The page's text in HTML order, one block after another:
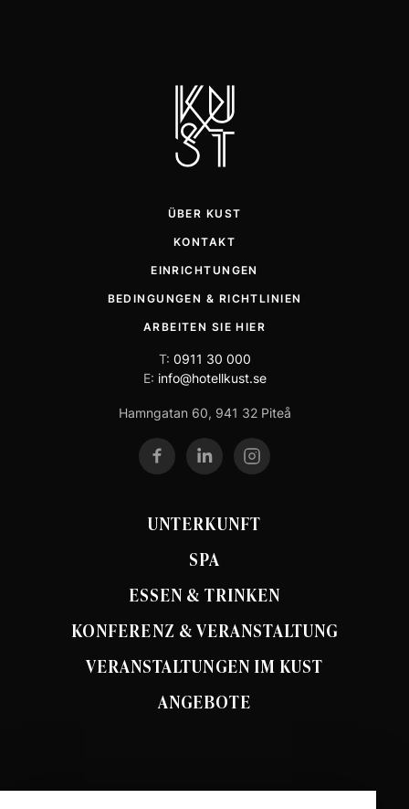
ÜBER KUST
KONTAKT
EINRICHTUNGEN
BEDINGUNGEN & RICHTLINIEN
ARBEITEN SIE HIER
T: 0911 30 000
E: info@hotellkust.se
Hamngatan 60, 941 32 Piteå
UNTERKUNFT
SPA
ESSEN & TRINKEN
KONFERENZ & VERANSTALTUNG
VERANSTALTUNGEN IM KUST
ANGEBOTE